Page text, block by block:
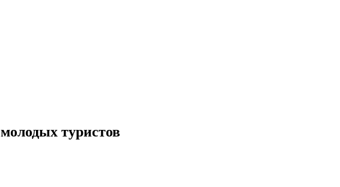
туристов